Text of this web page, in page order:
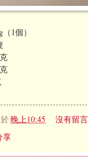
1個）
於晚上10:45
沒有留
享